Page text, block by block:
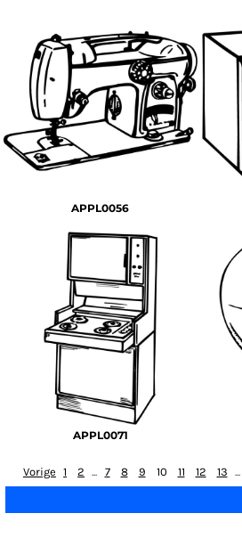
APPL0056
APPL0071
Vorige 1 2 ... 7 8 9 10 11 12 13 ...